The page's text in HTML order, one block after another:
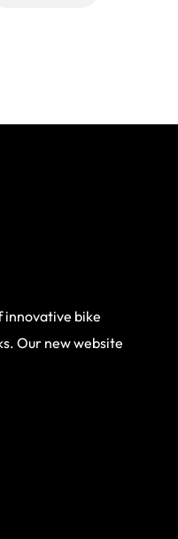
innovative bike
Our new website